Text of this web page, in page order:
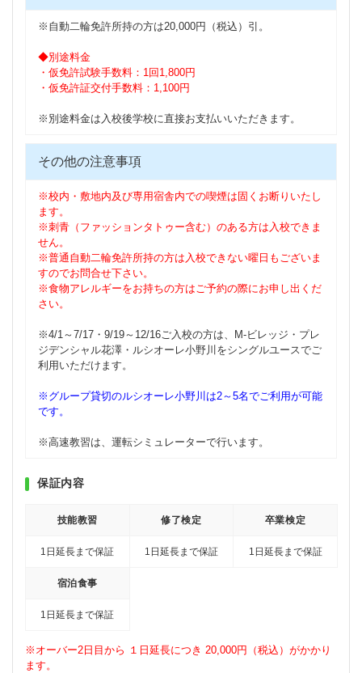
※自動二輪免許所持の方は20,000円（税込）引。
◆別途料金
・仮免許試験手数料：1回1,800円
・仮免許証交付手数料：1,100円
※別途料金は入校後学校に直接お支払いいただきます。
その他の注意事項
※校内・敷地内及び専用宿舎内での喫煙は固くお断りいたし
ます。
※刺青（ファッションタトゥー含む）のある方は入校できま
せん。
※普通自動二輪免許所持の方は入校できない曜日もございま
すのでお問合せ下さい。
※食物アレルギーをお持ちの方はご予約の際にお申し出くだ
さい。
※4/1～7/17・9/19～12/16ご入校の方は、M-ビレッジ・プレ
ジデンシャル花澤・ルシオーレ小野川をシングルユースでご
利用いただけます。
※グループ貸切のルシオーレ小野川は2～5名でご利用が可能
です。
※高速教習は、運転シミュレーターで行います。
保証内容
技能教習
1日延長まで保証
修了検定
1日延長まで保証
卒業検定
1日延長まで保証
宿泊食事
1日延長まで保証
※オーバー2日目から １日延長につき 20,000円（税込）がかかり
ます。